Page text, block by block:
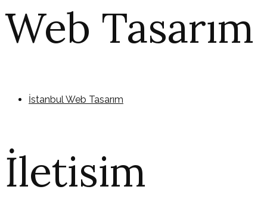
Web Tasarım
İstanbul Web Tasarım
İletisim